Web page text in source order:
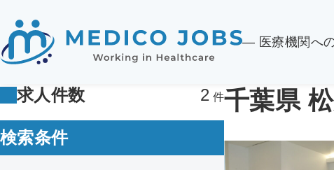
― 医療機関へ
求人件数 2
検索条件
千葉県